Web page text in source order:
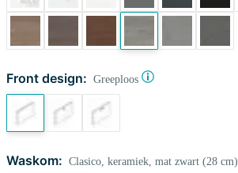
Front design: Greeploos
Waskom: Clasico, keramiek, mat zwart (28 cm)